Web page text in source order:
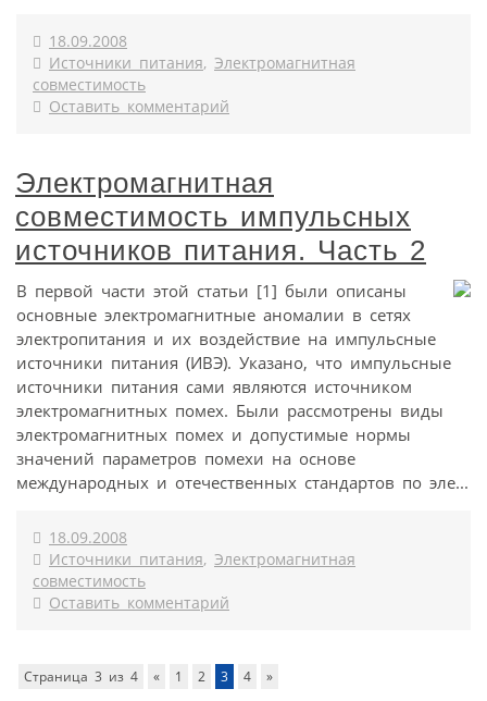
18.09.2008
Источники питания, Электромагнитная
совместимость
Оставить комментарий
Электромагнитная
совместимость импульсных
источников питания. Часть 2
В первой части этой статьи [1] были описаны
основные электромагнитные аномалии в сетях
электропитания и их воздействие на импульсные
источники питания (ИВЭ). Указано, что импульсные
источники питания сами являются источником
электромагнитных помех. Были рассмотрены виды
электромагнитных помех и допустимые нормы
значений параметров помехи на основе
международных и отечественных стандартов по эле...
18.09.2008
Источники питания, Электромагнитная
совместимость
Оставить комментарий
Страница 3 из 4 « 1 2 3 4 »